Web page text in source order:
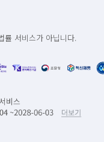
서비스가 아닙니다.